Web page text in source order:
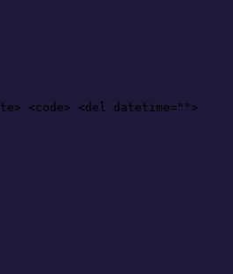
<code> <del datetime="">